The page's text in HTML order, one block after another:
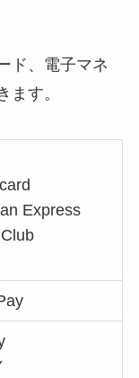
ド、電子マネ
ます。
Express